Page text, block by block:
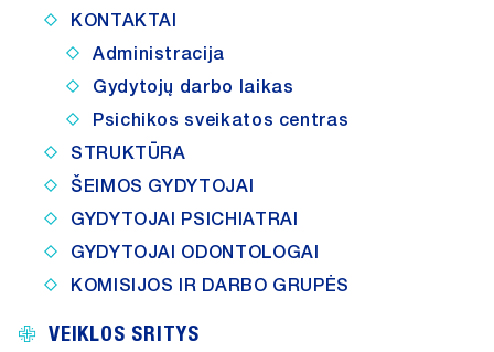
KONTAKTAI
Administracija
Gydytojų darbo laikas
Psichikos sveikatos centras
STRUKTŪRA
ŠEIMOS GYDYTOJAI
GYDYTOJAI PSICHIATRAI
GYDYTOJAI ODONTOLOGAI
KOMISIJOS IR DARBO GRUPĖS
VEIKLOS SRITYS